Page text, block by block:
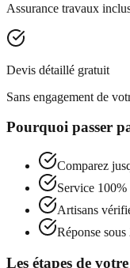
Assurance travaux
Devis détaillé gratuit
Sans engagement de
Pourquoi passer
Comparez
Service 100%
Artisans
Réponse
Les étapes de